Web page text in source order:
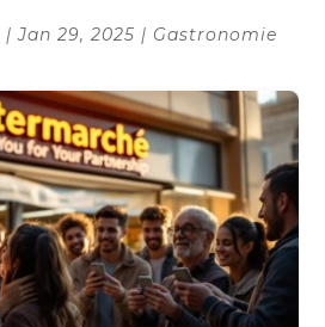
|Jan 29, 2025 | Gastronomie